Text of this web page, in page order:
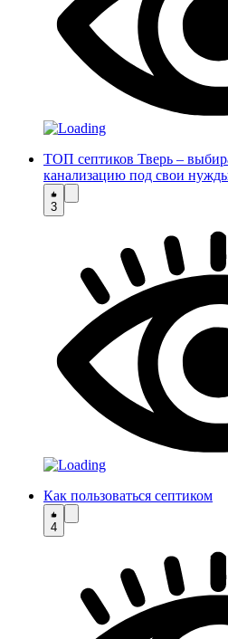
ТОП септиков Тверь –
канализацию под свои
3
Как пользоваться септиком
4